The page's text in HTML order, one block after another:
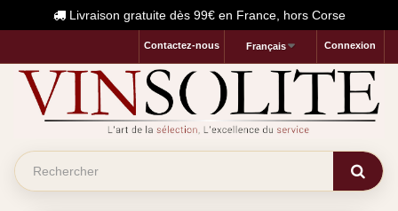
Livraison gratuite dès 99€ en France, hors Corse
Connexion
Français
Contactez-nous